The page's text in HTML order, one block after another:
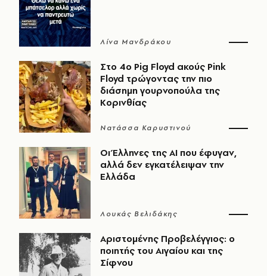
Λίνα Μανδράκου
Στο 4ο Pig Floyd ακούς Pink
Floyd τρώγοντας την πιο
διάσημη γουρνοπούλα της
Κορινθίας
Νατάσσα Καρυστινού
Οι Έλληνες της ΑΙ που έφυγαν,
αλλά δεν εγκατέλειψαν την
Ελλάδα
Λουκάς Βελιδάκης
Αριστομένης Προβελέγγιος: ο
ποιητής του Αιγαίου και της
Σίφνου